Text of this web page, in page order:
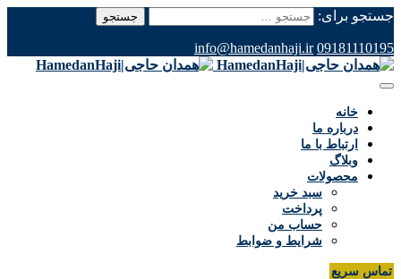
جستجو برای:
09181110195
info@hamedanhaji.ir
خانه
درباره ما
ارتباط با ما
وبلاگ
محصولات
سبد خرید
پرداخت
حساب من
شرایط و ضوابط
تماس سریع